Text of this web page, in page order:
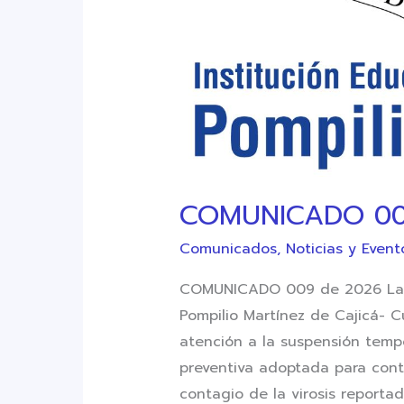
COMUNICADO
Comunicados, Noticias y
COMUNICADO 009 de 2026
Pompilio Martínez de Cajicá-
atención a la suspensión
preventiva adoptada para
contagio de la virosis